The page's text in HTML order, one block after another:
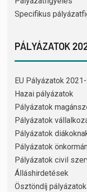
Specifikus
PÁLYÁZATOK
EU Pályázatok
Hazai pályázatok
Pályázatok
Pályázatok
Pályázatok
Pályázatok
Pályázatok civil
Álláshirdetések
Ösztöndíj pályázatok